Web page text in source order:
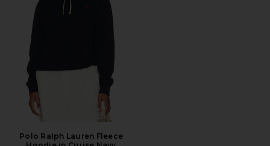
Polo Ralph Lauren Fleece